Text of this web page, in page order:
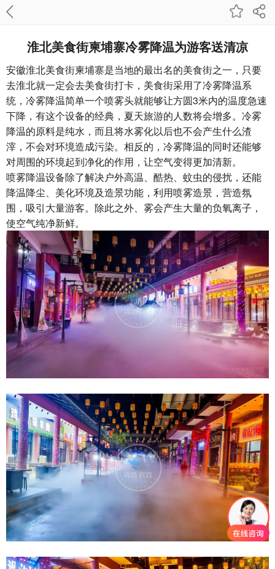
淮北美食街柬埔寨冷雾降温为游客送清凉
安徽淮北美食街柬埔寨是当地的最出名的美食街之一，只要
去淮北就一定会去美食街打卡，美食街采用了冷雾降温系
统，冷雾降温简单一个喷雾头就能够让方圆3米内的温度急速
下降，有这个设备的经典，夏天旅游的人数将会增多。冷雾
降温的原料是纯水，而且将水雾化以后也不会产生什么渣
滓，不会对环境造成污染。相反的，冷雾降温的同时还能够
对周围的环境起到净化的作用，让空气变得更加清新。
喷雾降温设备除了解决户外高温、酷热、蚊虫的侵扰，还能
降温降尘、美化环境及造景功能，利用喷雾造景，营造氛
围，吸引大量游客。除此之外、雾会产生大量的负氧离子，
使空气纯净新鲜。